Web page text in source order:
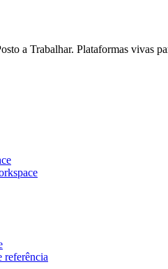
a Trabalhar. Plataformas vivas
referência